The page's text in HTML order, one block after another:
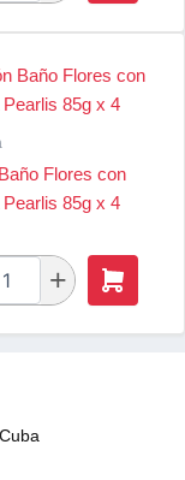
Flores con
85g x 4